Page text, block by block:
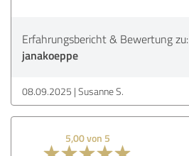
Erfahrungsbericht & Bewertung zu:
janakoeppe
08.09.2025 Susanne S.
5,00 von 5